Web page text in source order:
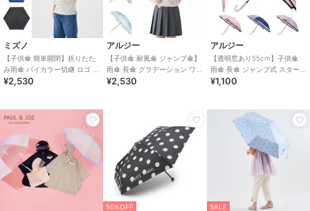
ミズノ
【子供傘 簡単開閉】折りたた
み雨傘 バイカラー切継 ロゴ ワ
ンポイント UV
¥2,530
アルジー
【子供傘 耐風傘 ジャンプ傘】
雨傘 長傘 グラデーション ワン
ポイント UV 雨晴兼用
¥2,530
アルジー
【透明窓あり55cm】子供傘
雨傘 長傘 ジャンプ式 スター
ドット ボーダー ロゴ UV
¥1,100
50%OFF SALE